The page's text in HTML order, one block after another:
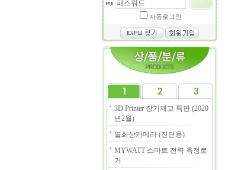
자동로그인
3D Printer 장기재고 특판 (2020
년2월)
열화상카메라 (진단용)
MYWATT 스마트 전력 측정로
거